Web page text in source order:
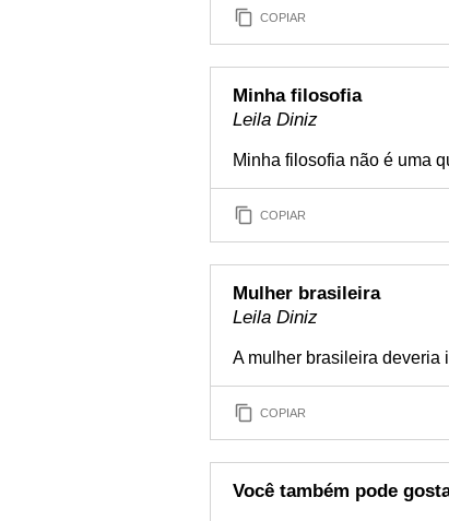
COPIAR
Minha filosofia
Leila Diniz
Minha filosofia não é uma
COPIAR
Mulher brasileira
Leila Diniz
A mulher brasileira deveria
COPIAR
Você também pode